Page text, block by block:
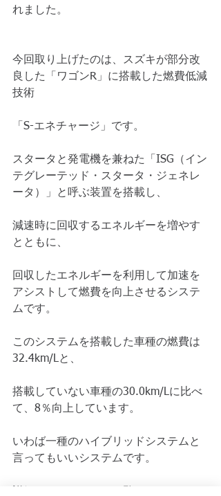
れました。
今回取り上げたのは、スズキが部分改
良した「ワゴンR」に搭載した燃費低減
技術
「S-エネチャージ」です。
スタータと発電機を兼ねた「ISG（イン
テグレーテッド・スタータ・ジェネレ
ータ）」と呼ぶ装置を搭載し、
減速時に回収するエネルギーを増やす
とともに、
回収したエネルギーを利用して加速を
アシストして燃費を向上させるシステ
ムです。
このシステムを搭載した車種の燃費は
32.4km/Lと、
搭載していない車種の30.0km/Lに比べ
て、8％向上しています。
いわば一種のハイブリッドシステムと
言ってもいいシステムです。